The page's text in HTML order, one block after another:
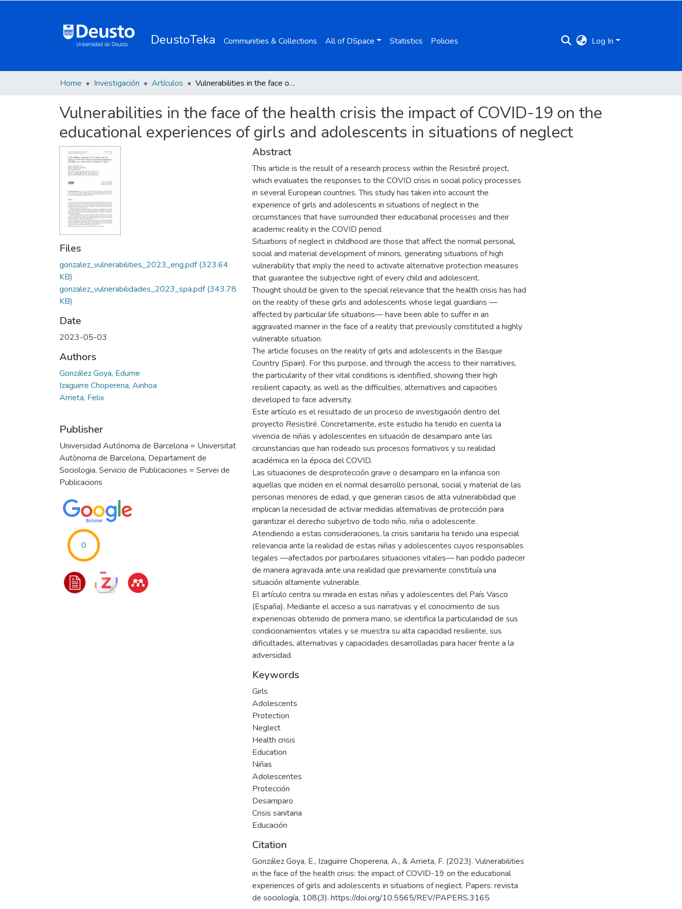
DeustoTeka Communities & Collections All of DSpace Statistics Policies Log In
Home Investigación Artículos Vulnerabilities in the face of the health crisis the impact of COVID-19 on the educational experiences of girls and adolescents in situations of neglect
Vulnerabilities in the face of the health crisis the impact of COVID-19 on the
educational experiences of girls and adolescents in situations of neglect
Files
gonzalez_vulnerabilities_2023_eng.pdf(323.64
KB)
gonzalez_vulnerabilidades_2023_spa.pdf(343.78
KB)
Date
2023-05-03
Authors
González Goya, Edurne
Izaguirre Choperena, Ainhoa
Arrieta, Felix
Publisher
Universidad Autónoma de Barcelona = Universitat
Autònoma de Barcelona, Departament de
Sociologia, Servicio de Publicaciones = Servei de
Publicacions
0
Abstract
This article is the result of a research process within the Resistiré project,
which evaluates the responses to the COVID crisis in social policy processes
in several European countries. This study has taken into account the
experience of girls and adolescents in situations of neglect in the
circumstances that have surrounded their educational processes and their
academic reality in the COVID period.
Situations of neglect in childhood are those that affect the normal personal,
social and material development of minors, generating situations of high
vulnerability that imply the need to activate alternative protection measures
that guarantee the subjective right of every child and adolescent.
Thought should be given to the special relevance that the health crisis has had
on the reality of these girls and adolescents whose legal guardians —
affected by particular life situations— have been able to suffer in an
aggravated manner in the face of a reality that previously constituted a highly
vulnerable situation.
The article focuses on the reality of girls and adolescents in the Basque
Country (Spain). For this purpose, and through the access to their narratives,
the particularity of their vital conditions is identified, showing their high
resilient capacity, as well as the difficulties, alternatives and capacities
developed to face adversity.
Este artículo es el resultado de un proceso de investigación dentro del
proyecto Resistiré. Concretamente, este estudio ha tenido en cuenta la
vivencia de niñas y adolescentes en situación de desamparo ante las
circunstancias que han rodeado sus procesos formativos y su realidad
académica en la época del COVID.
Las situaciones de desprotección grave o desamparo en la infancia son
aquellas que inciden en el normal desarrollo personal, social y material de las
personas menores de edad, y que generan casos de alta vulnerabilidad que
implican la necesidad de activar medidas alternativas de protección para
garantizar el derecho subjetivo de todo niño, niña o adolescente.
Atendiendo a estas consideraciones, la crisis sanitaria ha tenido una especial
relevancia ante la realidad de estas niñas y adolescentes cuyos responsables
legales —afectados por particulares situaciones vitales— han podido padecer
de manera agravada ante una realidad que previamente constituía una
situación altamente vulnerable.
El artículo centra su mirada en estas niñas y adolescentes del País Vasco
(España). Mediante el acceso a sus narrativas y el conocimiento de sus
experiencias obtenido de primera mano, se identifica la particularidad de sus
condicionamientos vitales y se muestra su alta capacidad resiliente, sus
dificultades, alternativas y capacidades desarrolladas para hacer frente a la
adversidad.
Keywords
Girls
Adolescents
Protection
Neglect
Health crisis
Education
Niñas
Adolescentes
Protección
Desamparo
Crisis sanitaria
Educación
Citation
González Goya, E., Izaguirre Choperena, A., & Arrieta, F. (2023). Vulnerabilities
in the face of the health crisis: the impact of COVID-19 on the educational
experiences of girls and adolescents in situations of neglect. Papers: revista
de sociología, 108(3). https://doi.org/10.5565/REV/PAPERS.3165